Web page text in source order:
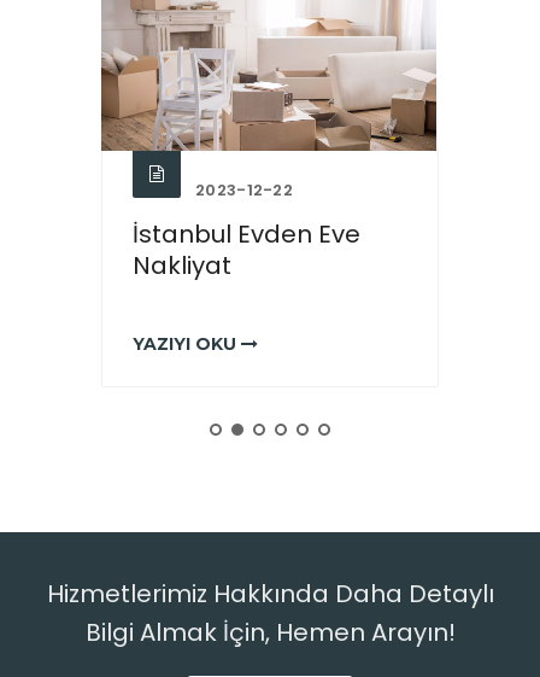
2023-12-22
İstanbul Evden Eve
Nakliyat
YAZIYI OKU
Hizmetlerimiz Hakkında Daha Detaylı
Bilgi Almak İçin, Hemen Arayın!